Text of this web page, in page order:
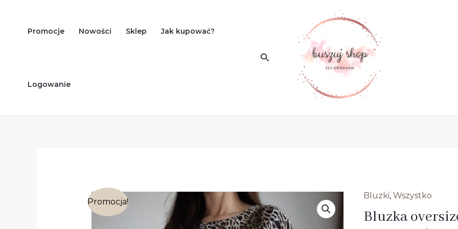
content
Promocje Nowości Sklep Jak kupować?
Logowanie
Search
Promocja!
Bluzki,Wszystko
Bluzkacena
ilość
Bluzka